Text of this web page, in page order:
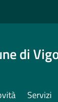
di
Servizi